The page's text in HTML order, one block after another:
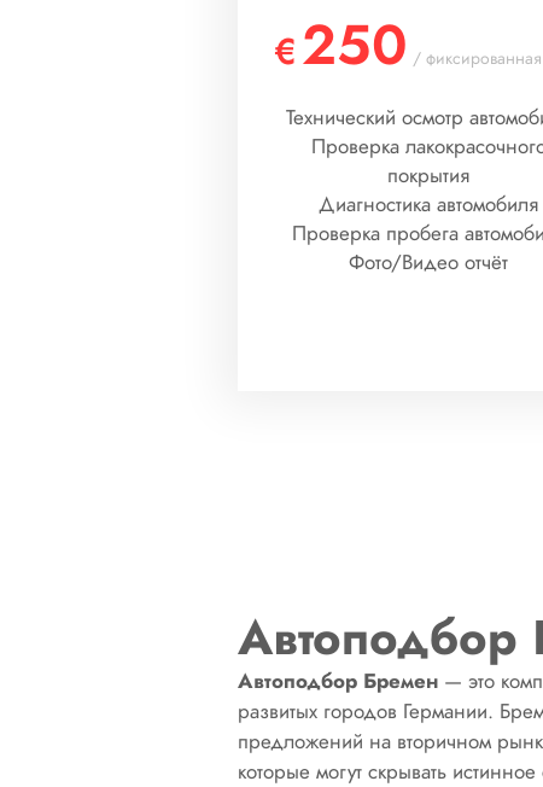
€250 /
Технический осмотр
Проверка
покрытия
Диагностика автомобиля
Проверка пробега
Фото/Видео отчёт
Автоподбор
Автоподбор Бремен — это
развитых городов Германии.
предложений на вторичном
которые могут скрывать